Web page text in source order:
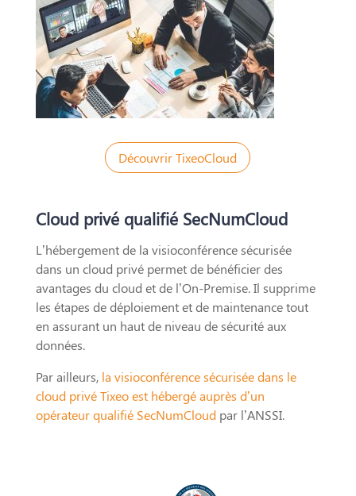
Découvrir TixeoCloud
Cloud privé qualifié SecNumCloud
L’hébergement de la visioconférence sécurisée
dans un cloud privé permet de bénéficier des
avantages du cloud et de l’On-Premise. Il supprime
les étapes de déploiement et de maintenance tout
en assurant un haut de niveau de sécurité aux
données.
Par ailleurs, la visioconférence sécurisée dans le
cloud privé Tixeo est hébergé auprès d’un
opérateur qualifié SecNumCloudpar l’ANSSI.